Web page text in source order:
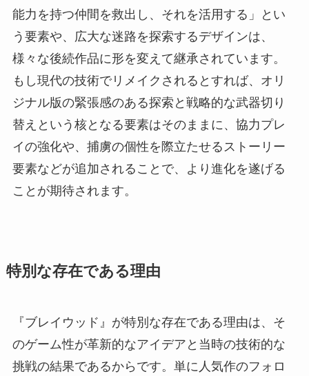
能力を持つ仲間を救出し、それを活用する」とい
う要素や、広大な迷路を探索するデザインは、
様々な後続作品に形を変えて継承されています。
もし現代の技術でリメイクされるとすれば、オリ
ジナル版の緊張感のある探索と戦略的な武器切り
替えという核となる要素はそのままに、協力プレ
イの強化や、捕虜の個性を際立たせるストーリー
要素などが追加されることで、より進化を遂げる
ことが期待されます。
特別な存在である理由
『ブレイウッド』が特別な存在である理由は、そ
のゲーム性が革新的なアイデアと当時の技術的な
挑戦の結果であるからです。単に人気作のフォロ